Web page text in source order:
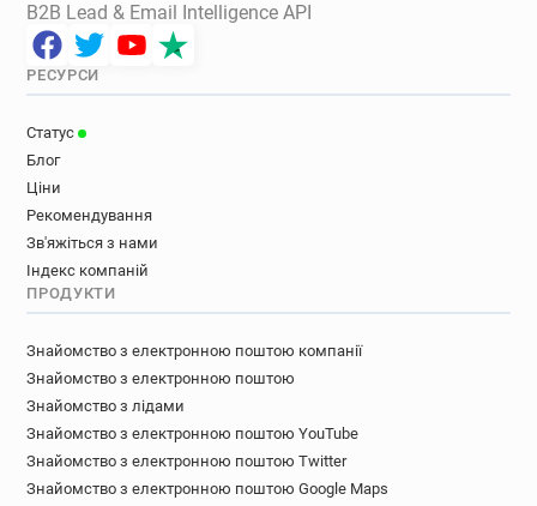
B2B Lead & Email Intelligence API
РЕСУРСИ
Статус
Блог
Ціни
Рекомендування
Зв'яжіться з нами
Індекс компаній
ПРОДУКТИ
Знайомство з електронною поштою компанії
Знайомство з електронною поштою
Знайомство з лідами
Знайомство з електронною поштою YouTube
Знайомство з електронною поштою Twitter
Знайомство з електронною поштою Google Maps